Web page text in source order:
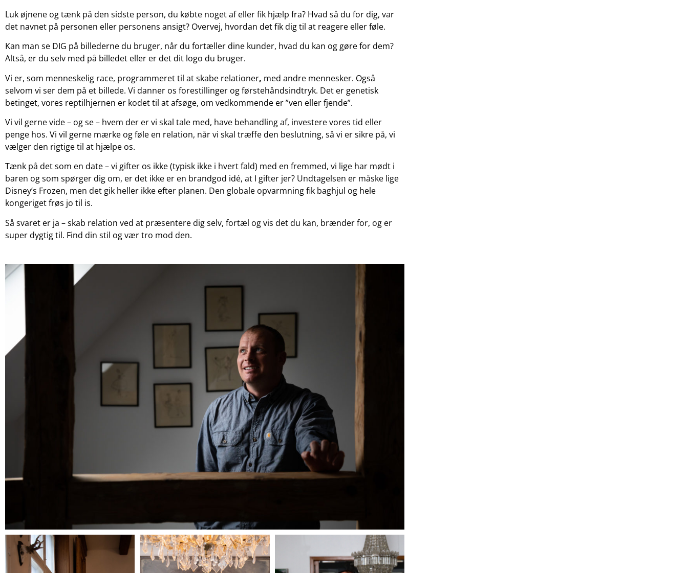
Luk øjnene og tænk på den sidste person, du købte noget af eller fik hjælp fra? Hvad så du for dig, var
det navnet på personen eller personens ansigt? Overvej, hvordan det fik dig til at reagere eller føle.
Kan man se DIG på billederne du bruger, når du fortæller dine kunder, hvad du kan og gøre for dem?
Altså, er du selv med på billedet eller er det dit logo du bruger.
Vi er, som menneskelig race, programmeret til at skabe relationer, med andre mennesker. Også
selvom vi ser dem på et billede. Vi danner os forestillinger og førstehåndsindtryk. Det er genetisk
betinget, vores reptilhjernen er kodet til at afsøge, om vedkommende er ”ven eller fjende”.
Vi vil gerne vide – og se – hvem der er vi skal tale med, have behandling af, investere vores tid eller
penge hos. Vi vil gerne mærke og føle en relation, når vi skal træffe den beslutning, så vi er sikre på, vi
vælger den rigtige til at hjælpe os.
Tænk på det som en date – vi gifter os ikke (typisk ikke i hvert fald) med en fremmed, vi lige har mødt i
baren og som spørger dig om, er det ikke er en brandgod idé, at I gifter jer? Undtagelsen er måske lige
Disney’s Frozen, men det gik heller ikke efter planen. Den globale opvarmning fik baghjul og hele
kongeriget frøs jo til is.
Så svaret er ja – skab relation ved at præsentere dig selv, fortæl og vis det du kan, brænder for, og er
super dygtig til. Find din stil og vær tro mod den.